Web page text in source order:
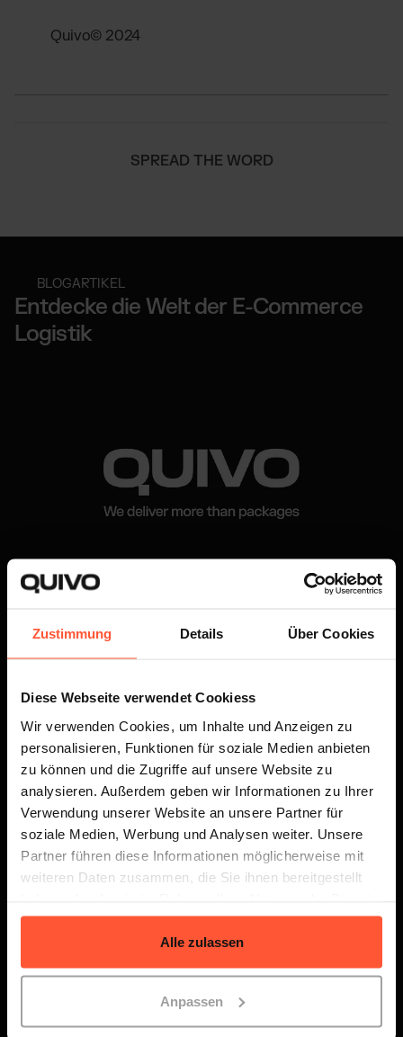
Zustimmung Details Über Cookies
Diese Webseite verwendet Cookiess
Wir verwenden Cookies, um Inhalte und Anzeigen zu
personalisieren, Funktionen für soziale Medien anbieten
zu können und die Zugriffe auf unsere Website zu
analysieren. Außerdem geben wir Informationen zu Ihrer
Verwendung unserer Website an unsere Partner für
soziale Medien, Werbung und Analysen weiter. Unsere
Partner führen diese Informationen möglicherweise mit
weiteren Daten zusammen, die Sie ihnen bereitgestellt
gesammelt haben.
Alle zulassen
Anpassen
Quivo© 2024
SPREAD THE WORD
BLOGARTIKEL
Entdecke die Welt der E-Commerce
Logistik
Quivo - Ein neuer Fulfillment-
Pionier aus 3 Marken
Bereit zu skalieren?
Mit unserer flexiblen Fulfillment-